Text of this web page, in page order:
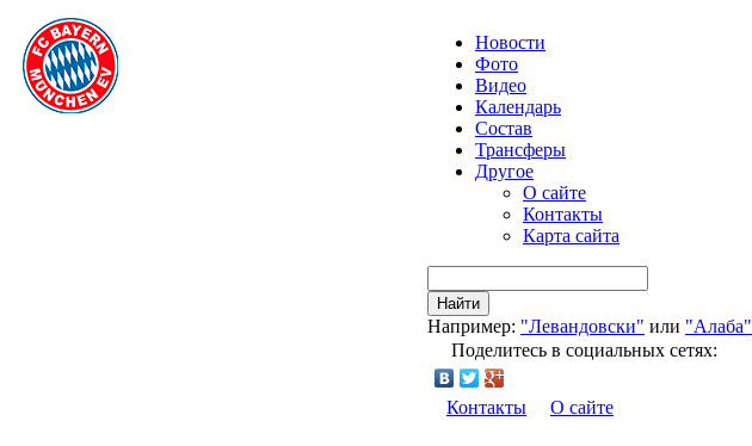
Новости
Фото
Видео
Календарь
Состав
Трансферы
Другое
О сайте
Контакты
Карта сайта
Найти
Например: "Левандовски" или "Алаба"
Поделитесь в социальных сетях:
Контакты О сайте